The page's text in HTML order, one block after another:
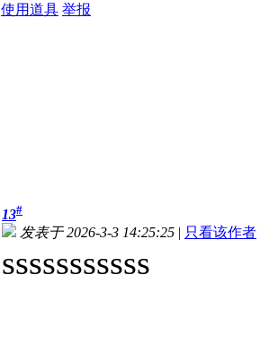
使用道具 举报
13#
发表于 2026-3-3 14:25:25 | 只看该作者
sssssssssss